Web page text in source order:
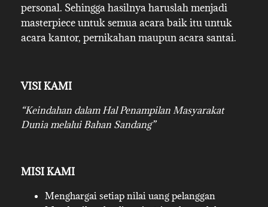
personal. Sehingga hasilnya haruslah menjadi
masterpiece untuk semua acara baik itu untuk
acara kantor, pernikahan maupun acara santai.
VISI KAMI
“Keindahan dalam Hal Penampilan Masyarakat
Dunia melalui Bahan Sandang”
MISI KAMI
Menghargai setiap nilai uang pelanggan